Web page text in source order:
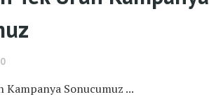
Sonucumuz ...